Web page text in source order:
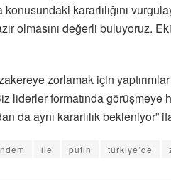
konusundaki kararlılığını
olmasını değerli buluyoruz.
zorlamak için
liderler formatında görüşmeye
da aynı kararlılık bekleniyor”
ile putin türkiye’de